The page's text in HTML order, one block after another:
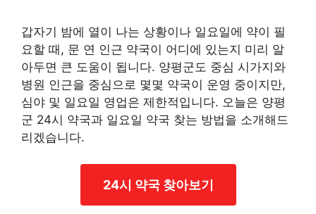
갑자기 밤에 열이 나는 상황이나 일요일에 약이 필
요할 때, 문 연 인근 약국이 어디에 있는지 미리 알
아두면 큰 도움이 됩니다. 양평군도 중심 시가지와
병원 인근을 중심으로 몇몇 약국이 운영 중이지만,
심야 및 일요일 영업은 제한적입니다. 오늘은 양평
군 24시 약국과 일요일 약국 찾는 방법을 소개해드
리겠습니다.
24시 약국 찾아보기